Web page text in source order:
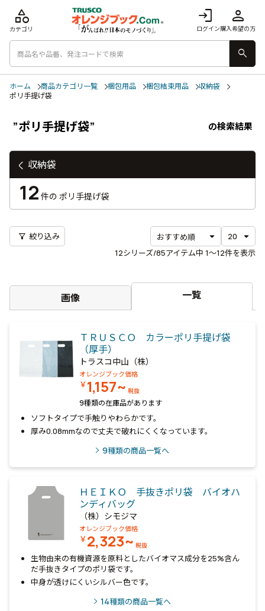
login
ログイン
person
購入希望の方
category
カテゴリ
search
ホーム 商品カテゴリ一覧 梱包用品 梱包結束用品
収納袋
ポリ手提げ袋
”ポリ手提げ袋” の検索結果
12シリーズ/85アイテム中 1〜12件を表示
filter_alt 絞り込み
画像 一覧
ＴＲＵＳＣＯ カラーポリ手提げ袋
（厚手）
トラスコ中山（株）
オレンジブック価格
￥1,157~ 税抜
9種類の在庫品があります
ソフトタイプで手触りやわらかです。
厚み0.08mmなので丈夫で破れにくくなっています。
9種類の商品一覧へ
ＨＥＩＫＯ 手抜きポリ袋 バイオハ
ンディバッグ
（株）シモジマ
オレンジブック価格
￥2,323~ 税抜
生物由来の有機資源を原料としたバイオマス成分を25%含ん
だ手抜きタイプのポリ袋です。
中身が透けにくいシルバー色です。
14種類の商品一覧へ
収納袋
12 件の ポリ手提げ袋